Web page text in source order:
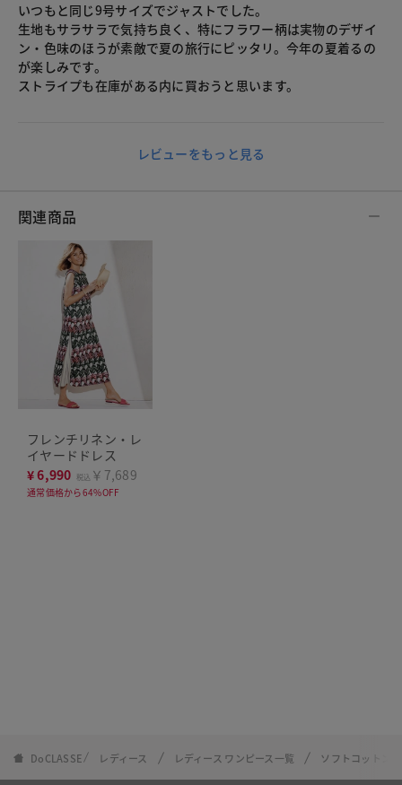
いつもと同じ9号サイズでジャストでした。
生地もサラサラで気持ち良く、特にフラワー柄は実物のデザイ
ン・色味のほうが素敵で夏の旅行にピッタリ。今年の夏着るの
が楽しみです。
ストライプも在庫がある内に買おうと思います。
レビューをもっと見る
関連商品
フレンチリネン・レ
イヤードドレス
¥6,990 税込 ￥7,689
通常価格から64%OFF
DoCLASSE レディース レディース ワンピース一覧 ソフトコットン